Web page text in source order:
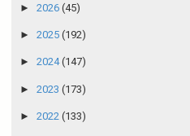
► 2026 (45)
► 2025 (192)
► 2024(147)
► 2023 (173)
► 2022 (133)